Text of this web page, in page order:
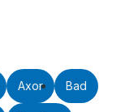
Axor Bad